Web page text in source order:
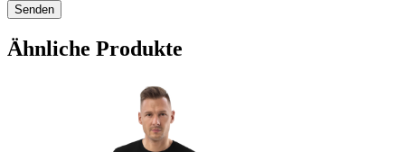
im
angezeigten
Zeichen
Ähnliche Produkte